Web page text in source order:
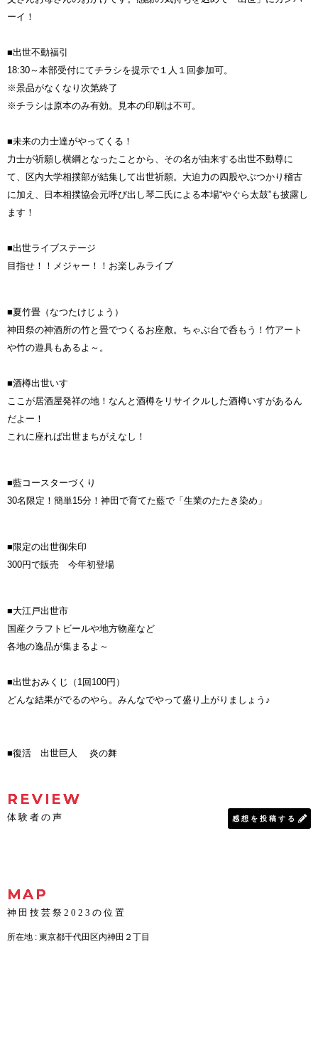
ーイ！
■出世不動福引
18:30～本部受付にてチラシを提示で１人１回参加可。
※景品がなくなり次第終了
※チラシは原本のみ有効。見本の印刷は不可。
■未来の力士達がやってくる！
力士が祈願し横綱となったことから、その名が由来する出世不動尊に
て、区内大学相撲部が結集して出世祈願。大迫力の四股やぶつかり稽古
に加え、日本相撲協会元呼び出し琴二氏による本場“やぐら太鼓”も披露し
ます！
■出世ライブステージ
目指せ！！メジャー！！お楽しみライブ
■夏竹畳（なつたけじょう）
神田祭の神酒所の竹と畳でつくるお座敷。ちゃぶ台で呑もう！竹アート
や竹の遊具もあるよ～。
■酒樽出世いす
ここが居酒屋発祥の地！なんと酒樽をリサイクルした酒樽いすがあるん
だよー！
これに座れば出世まちがえなし！
■藍コースターづくり
30名限定！簡単15分！神田で育てた藍で「生業のたたき染め」​​​​​​
■限定の出世御朱印
300円で販売 今年初登場
■大江戸出世市
国産クラフトビールや地方物産など
各地の逸品が集まるよ～
■出世おみくじ（1回100円）
どんな結果がでるのやら。みんなでやって盛り上がりましょう♪
■復活 出世巨人 炎の舞
REVIEW
体験者の声 感想を投稿する
MAP
神田技芸祭2023の位置
所在地 : 東京都千代田区内神田２丁目